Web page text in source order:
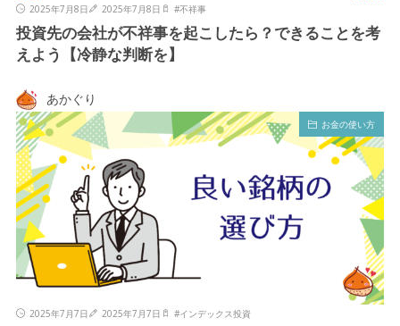
2025年7月8日 2025年7月8日 #不祥事
投資先の会社が不祥事を起こしたら？できることを考
えよう【冷静な判断を】
あかぐり
お金の使い方
2025年7月7日 2025年7月7日 #インデックス投資